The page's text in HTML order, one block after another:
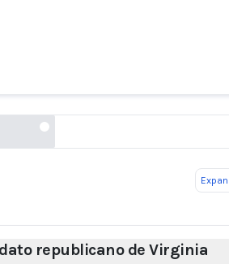
Virginia organiza un debate
republicano de Virginia